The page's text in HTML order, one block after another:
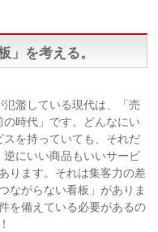
」を考える。
濫している現代は、「売
時代」です。どんなにい
を持っていても、それだ
にいい商品もいいサービ
ります。それは集客力の差
ながらない看板」がありま
を備えている必要があるの